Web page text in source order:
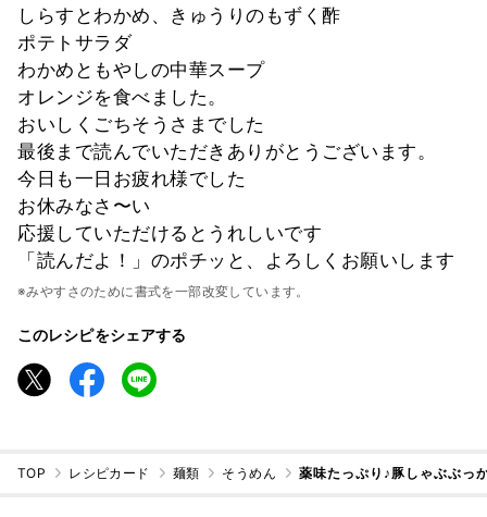
しらすとわかめ、きゅうりのもずく酢
ポテトサラダ
わかめともやしの中華スープ
オレンジを食べました。
おいしくごちそうさまでした
最後まで読んでいただきありがとうございます。
今日も一日お疲れ様でした
お休みなさ〜い
応援していただけるとうれしいです
「読んだよ！」のポチッと、よろしくお願いします
※みやすさのために書式を一部改変しています。
このレシピをシェアする
TOP レシピカード 麺類 そうめん 薬味たっぷり♪豚しゃぶぶっ